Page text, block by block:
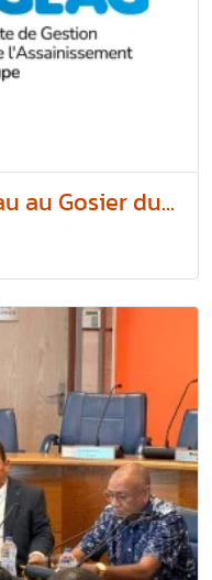
au Gosier du...